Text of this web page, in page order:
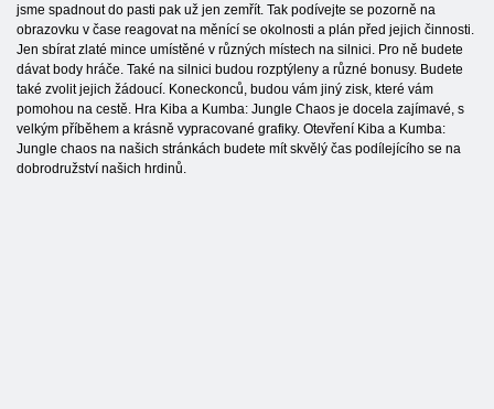
jsme spadnout do pasti pak už jen zemřít. Tak podívejte se pozorně na
obrazovku v čase reagovat na měnící se okolnosti a plán před jejich činnosti.
Jen sbírat zlaté mince umístěné v různých místech na silnici. Pro ně budete
dávat body hráče. Také na silnici budou rozptýleny a různé bonusy. Budete
také zvolit jejich žádoucí. Koneckonců, budou vám jiný zisk, které vám
pomohou na cestě. Hra Kiba a Kumba: Jungle Chaos je docela zajímavé, s
velkým příběhem a krásně vypracované grafiky. Otevření Kiba a Kumba:
Jungle chaos na našich stránkách budete mít skvělý čas podílejícího se na
dobrodružství našich hrdinů.